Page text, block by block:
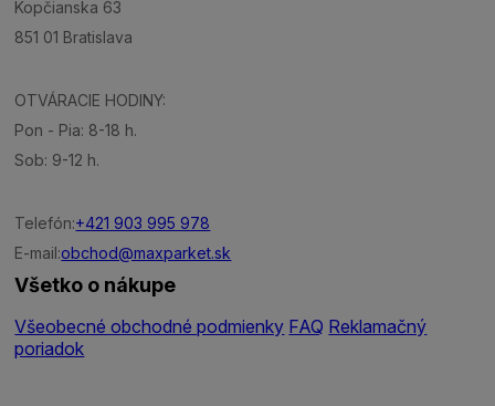
Kopčianska 63
851 01 Bratislava
OTVÁRACIE HODINY:
Pon - Pia: 8-18 h.
Sob: 9-12 h.
Telefón:+421 903 995 978
E-mail:obchod@maxparket.sk
Všetko o nákupe
Všeobecné obchodné podmienky FAQ Reklamačný
poriadok